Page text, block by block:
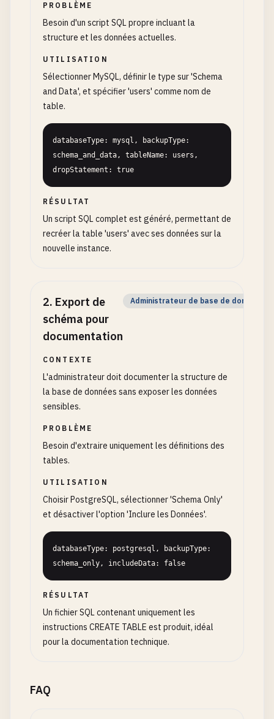
PROBLÈME
Besoin d'un script SQL propre incluant la
structure et les données actuelles.
UTILISATION
Sélectionner MySQL, définir le type sur 'Schema
and Data', et spécifier 'users' comme nom de
table.
databaseType: mysql, backupType:
schema_and_data, tableName: users,
dropStatement: true
RÉSULTAT
Un script SQL complet est généré, permettant de
recréer la table 'users' avec ses données sur la
nouvelle instance.
2. Export de
schéma pour
documentation
Administrateur de base de données
CONTEXTE
L'administrateur doit documenter la structure de
la base de données sans exposer les données
sensibles.
PROBLÈME
Besoin d'extraire uniquement les définitions des
tables.
UTILISATION
Choisir PostgreSQL, sélectionner 'Schema Only'
et désactiver l'option 'Inclure les Données'.
databaseType: postgresql, backupType:
schema_only, includeData: false
RÉSULTAT
Un fichier SQL contenant uniquement les
instructions CREATE TABLE est produit, idéal
pour la documentation technique.
FAQ